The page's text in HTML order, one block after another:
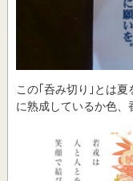
この｢呑み切り｣とは
に熟成しているか色、